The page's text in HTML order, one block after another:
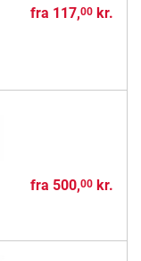
fra 117,00kr.
fra 500,00kr.